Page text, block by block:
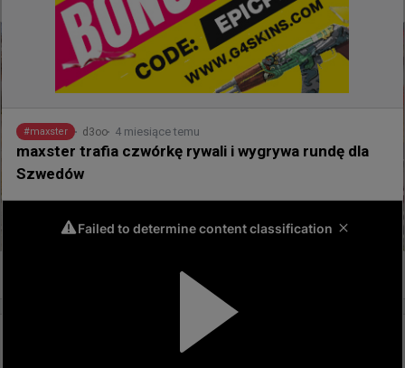
Izako Boars awansowało na pierwszego lana
#maxster d3oo 4 miesiące temu
maxster trafia czwórkę rywali i wygrywa rundę dla
Szwedów